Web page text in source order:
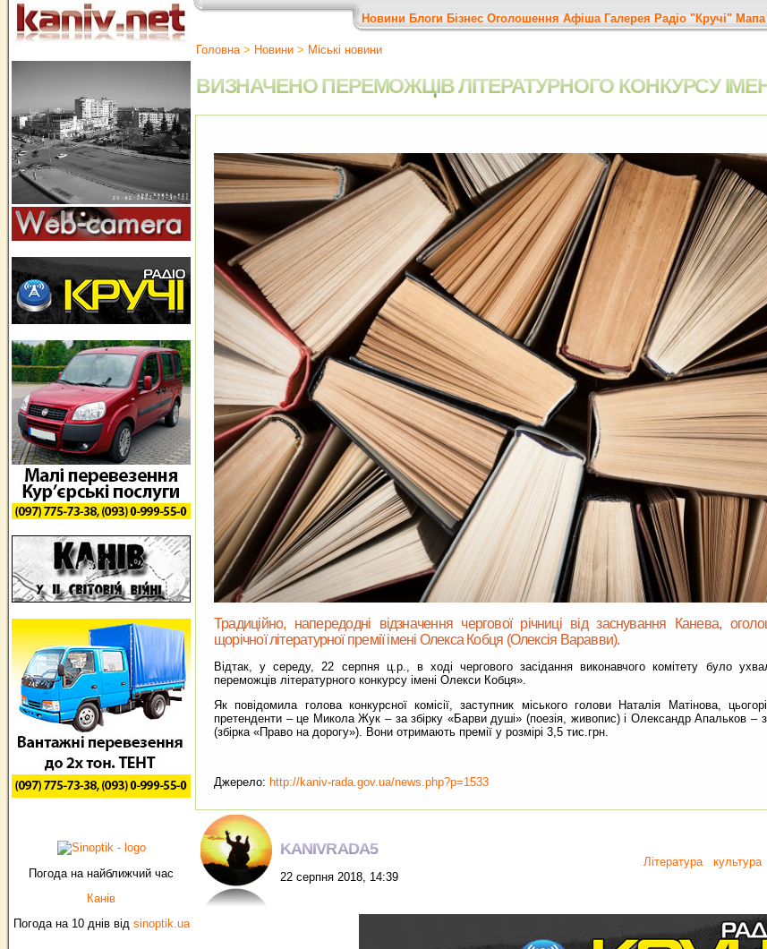
Погода на найближчий час
Канів
Погода на 10 днів від sinoptik.ua
Новини Блоги Бізнес Оголошення Афіша Галерея Радіо "Кручі" Мапа
Головна> Новини > Міські новини
ВИЗНАЧЕНО ПЕРЕМОЖЦІВ ЛІТЕРАТУРНОГО КОНКУРСУ
Традиційно, напередодні відзначення чергової річниці від заснування Канева,
щорічної літературної премії імені Олекса Кобця (Олексія Варавви).
Відтак, у середу, 22 серпня ц.р., в ході чергового засідання виконавчого комітету було
переможців літературного конкурсу імені Олекси Кобця».
Як повідомила голова конкурсної комісії, заступник міського голови Наталія Матінова,
претенденти – це Микола Жук – за збірку «Барви душі» (поезія, живопис) і Олександр Апальков –
(збірка «Право на дорогу»). Вони отримають премії у розмірі 3,5 тис.грн.
Джерело: http://kaniv-rada.gov.ua/news.php?p=1533
KANIVRADA5
22 серпня 2018, 14:39
Література
культура